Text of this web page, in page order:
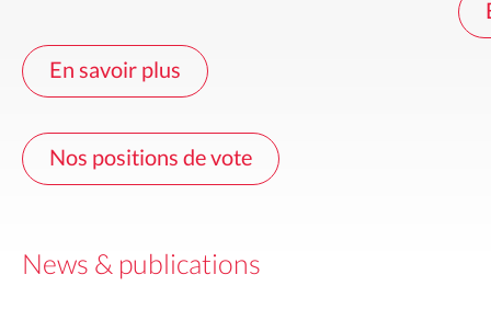
En savoir plus
Nos positions de vote
News & publications